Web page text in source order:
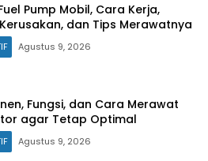
Pump Mobil, Cara Kerja,
dan Tips Merawatnya
Agustus 9, 2026
Fungsi, dan Cara Merawat
agar Tetap Optimal
Agustus 9, 2026